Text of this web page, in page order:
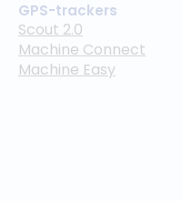
GPS-trackers
Scout 2.0
Machine Connect
Machine Easy